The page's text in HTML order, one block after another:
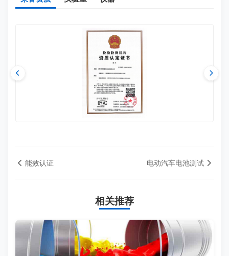
能效认证 电动汽车电池测试
相关推荐